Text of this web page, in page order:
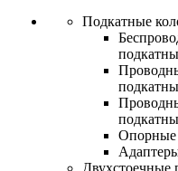
Подкатные
Опорные